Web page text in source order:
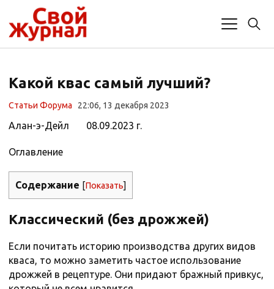
Какой квас самый лучший?
Статьи Форума 22:06, 13 декабря 2023
Алан-э-Дейл 08.09.2023 г.
Оглавление
Содержание [Показать]
Классический (без дрожжей)
Если почитать историю производства других видов
кваса, то можно заметить частое использование
дрожжей в рецептуре. Они придают бражный привкус,